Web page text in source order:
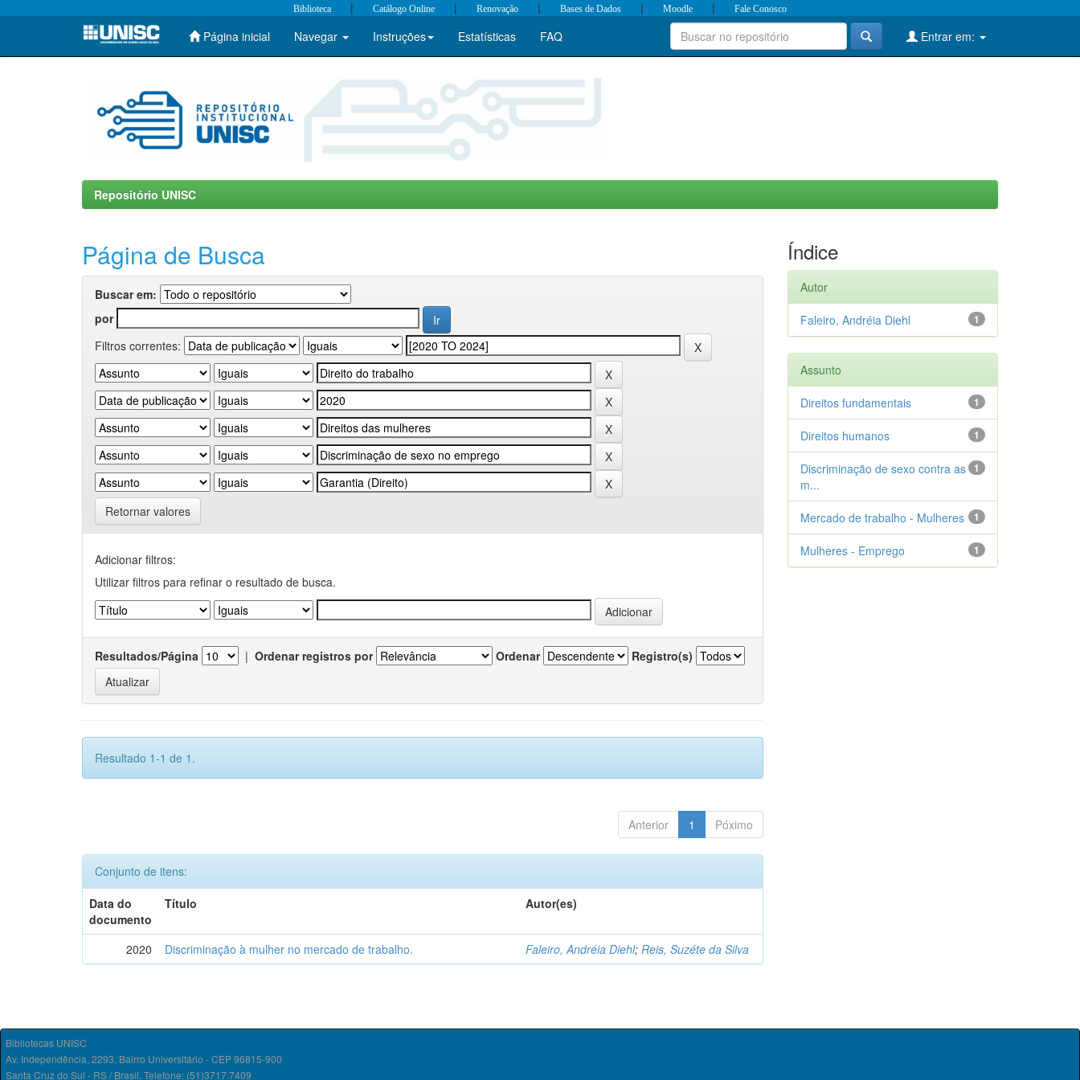
Skip
Biblioteca | Catálogo Online | Renovação | Bases de Dados | Moodle | Fale Conosco
Página inicial Navegar Instruções Estatísticas FAQ Entrar em:
Repositório UNISC
Página de Busca
Buscar em:
por
Filtros correntes:
Retornar valores
Adicionar filtros:
Utilizar filtros para refinar o resultado de busca.
Resultados/Página | Ordenar registros por Ordenar Registro(s)
Resultado 1-1 de 1.
Anterior 1 Póximo
Conjunto de itens:
Data do
documento
Título Autor(es)
2020 Discriminação à mulher no mercado de trabalho. Faleiro, Andréia Diehl;Reis, Suzéte da Silva
Índice
Autor
1
Faleiro, Andréia Diehl
Assunto
1
Direitos fundamentais
1
Direitos humanos
1
Discriminação de sexo contra as
m...
1
Mercado de trabalho - Mulheres
1
Mulheres - Emprego
Bibliotecas UNISC
Av. Independência, 2293, Bairro Universitário - CEP 96815-900
Santa Cruz do Sul - RS / Brasil. Telefone: (51)3717.7409